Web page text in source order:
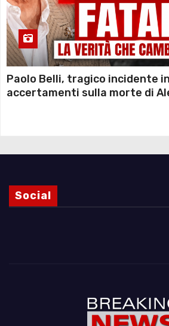
Paolo Belli, tragico incidente
accertamenti sulla morte di
Social